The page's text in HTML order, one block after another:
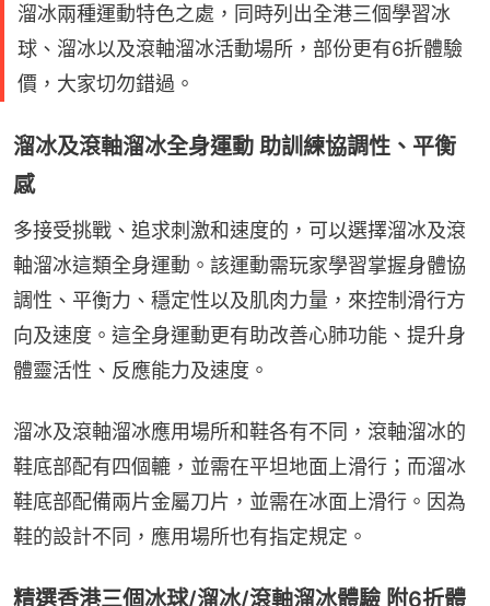
溜冰兩種運動特色之處，同時列出全港三個學習冰
球、溜冰以及滾軸溜冰活動場所，部份更有6折體驗
價，大家切勿錯過。
溜冰及滾軸溜冰全身運動 助訓練協調性、平衡
感
多接受挑戰、追求刺激和速度的，可以選擇溜冰及滾
軸溜冰這類全身運動。該運動需玩家學習掌握身體協
調性、平衡力、穩定性以及肌肉力量，來控制滑行方
向及速度。這全身運動更有助改善心肺功能、提升身
體靈活性、反應能力及速度。
溜冰及滾軸溜冰應用場所和鞋各有不同，滾軸溜冰的
鞋底部配有四個轆，並需在平坦地面上滑行；而溜冰
鞋底部配備兩片金屬刀片，並需在冰面上滑行。因為
鞋的設計不同，應用場所也有指定規定。
精選香港三個冰球/溜冰/滾軸溜冰體驗 附6折體